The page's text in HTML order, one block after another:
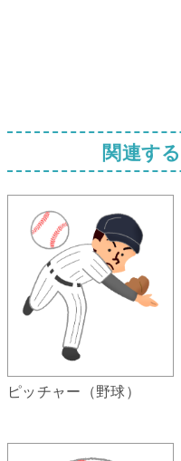
関連す
ピッチャー（野球）